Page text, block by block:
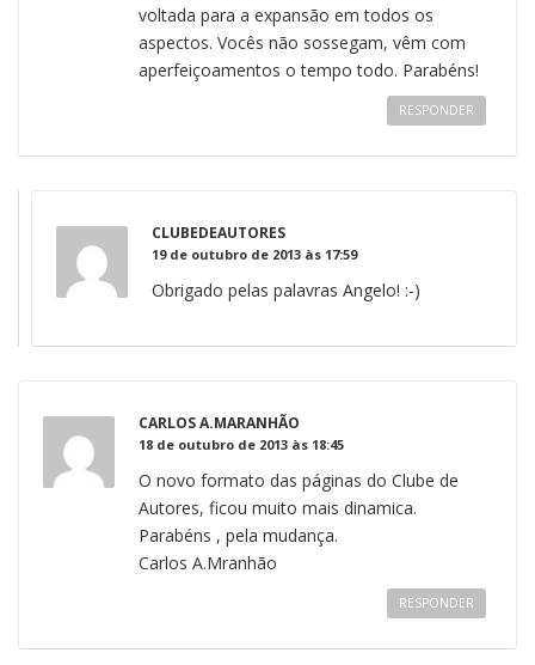
voltada para a expansão em todos os
aspectos. Vocês não sossegam, vêm com
aperfeiçoamentos o tempo todo. Parabéns!
RESPONDER
CLUBEDEAUTORES
19 de outubro de 2013 às 17:59
Obrigado pelas palavras Angelo! :-)
CARLOS A.MARANHÃO
18 de outubro de 2013 às 18:45
O novo formato das páginas do Clube de
Autores, ficou muito mais dinamica.
Parabéns , pela mudança.
Carlos A.Mranhão
RESPONDER